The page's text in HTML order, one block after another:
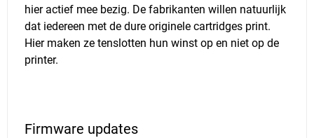
hier actief mee bezig. De fabrikanten willen natuurlijk
dat iedereen met de dure originele cartridges print.
Hier maken ze tenslotten hun winst op en niet op de
printer.
Firmware updates